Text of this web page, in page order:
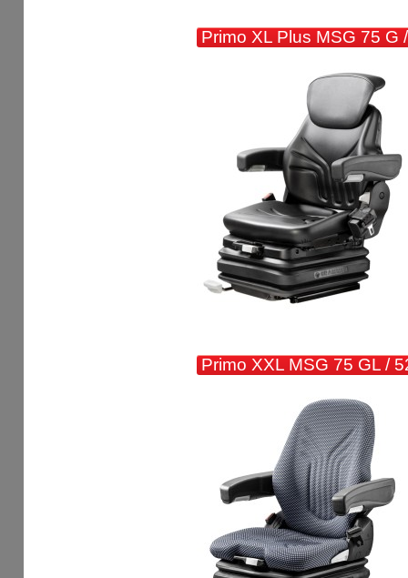
Primo XL Plus MSG 75 G
Primo XXL MSG 75 GL /